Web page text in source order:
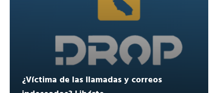
¿Víctima de las llamadas y correos